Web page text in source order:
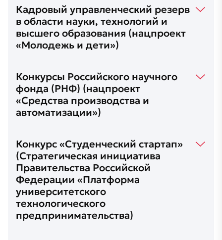
Кадровый управленческий резерв
в области науки, технологий и
высшего образования (нацпроект
«Молодежь и дети»)
Конкурсы Российского научного
фонда (РНФ) (нацпроект
«Средства производства и
автоматизации»)
Конкурс «Студенческий стартап»
(Стратегическая инициатива
Правительства Российской
Федерации «Платформа
университетского
технологического
предпринимательства)